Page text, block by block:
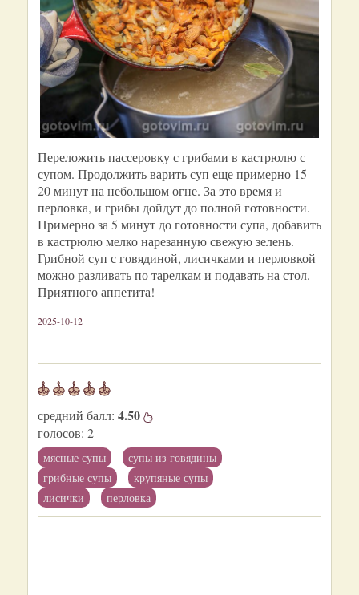
Переложить пассеровку с грибами в кастрюлю с
супом. Продолжить варить суп еще примерно 15-
20 минут на небольшом огне. За это время и
перловка, и грибы дойдут до полной готовности.
Примерно за 5 минут до готовности супа, добавить
в кастрюлю мелко нарезанную свежую зелень.
Грибной суп с говядиной, лисичками и перловкой
можно разливать по тарелкам и подавать на стол.
Приятного аппетита!
2025-10-12
средний балл: 4.50
голосов: 2
мясные супы
супы из говядины
грибные супы
крупяные супы
лисички
перловка